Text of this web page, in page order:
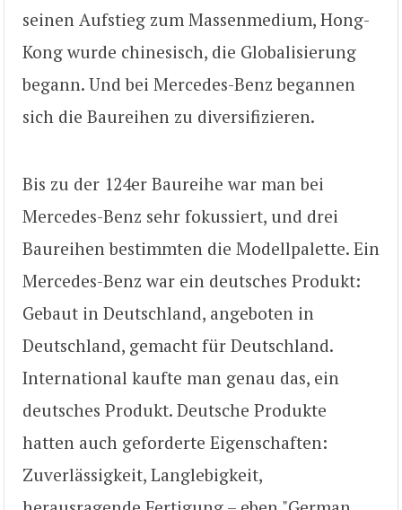
seinen Aufstieg zum Massenmedium, Hong-
Kong wurde chinesisch, die Globalisierung
begann. Und bei Mercedes-Benz begannen
sich die Baureihen zu diversifizieren.
Bis zu der 124er Baureihe war man bei
Mercedes-Benz sehr fokussiert, und drei
Baureihen bestimmten die Modellpalette. Ein
Mercedes-Benz war ein deutsches Produkt:
Gebaut in Deutschland, angeboten in
Deutschland, gemacht für Deutschland.
International kaufte man genau das, ein
deutsches Produkt. Deutsche Produkte
hatten auch geforderte Eigenschaften:
Zuverlässigkeit, Langlebigkeit,